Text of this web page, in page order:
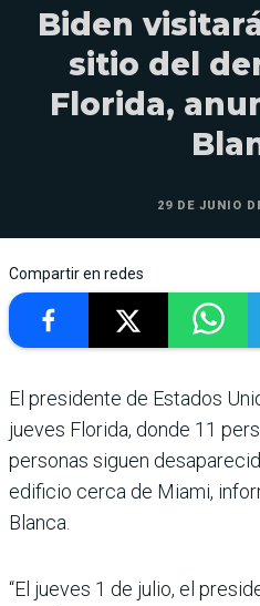
Biden
sitio del
Florida,
29 DE JUNIO
Compartir en redes
El presidente de Estados
jueves Florida, donde 11
personas siguen
edificio cerca de Miami,
Blanca.
“El jueves 1 de julio, el